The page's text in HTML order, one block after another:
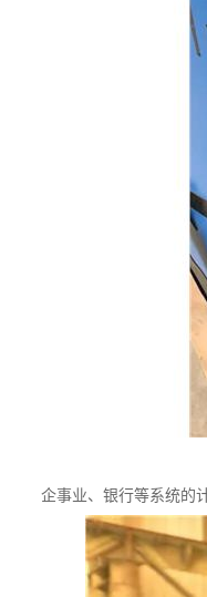
企事业、银行等系统的